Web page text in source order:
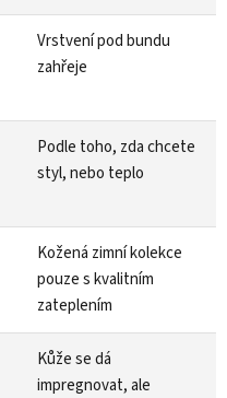
Vrstvení pod bundu
zahřeje
Podle toho, zda chcete
styl, nebo teplo
Kožená zimní kolekce
pouze s kvalitním
zateplením
Kůže se dá
impregnovat, ale